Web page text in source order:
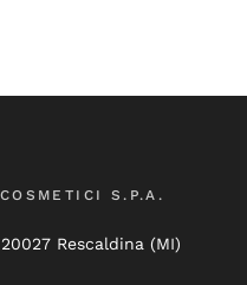
S.P.A.
Rescaldina (MI)